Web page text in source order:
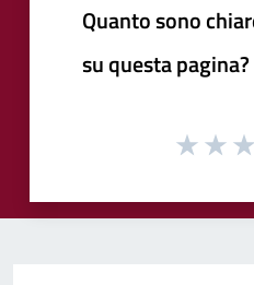
Quanto sono
su questa pagina?